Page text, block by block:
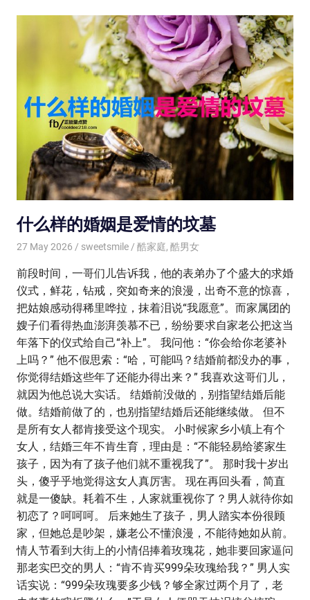
什么样的婚姻是爱情的坟墓
27 May 2026 sweetsmile 酷家庭, 酷男女
前段时间，一哥们儿告诉我，他的表弟办了个盛大的求婚
仪式，鲜花，钻戒，突如奇来的浪漫，出奇不意的惊喜，
把姑娘感动得稀里哗拉，抹着泪说“我愿意”。而家属团的
嫂子们看得热血澎湃羡慕不已，纷纷要求自家老公把这当
年落下的仪式给自己“补上”。 我问他：“你会给你老婆补
上吗？” 他不假思索：“哈，可能吗？结婚前都没办的事，
你觉得结婚这些年了还能办得出来？” 我喜欢这哥们儿，
就因为他总说大实话。 结婚前没做的，别指望结婚后能
做。结婚前做了的，也别指望结婚后还能继续做。 但不
是所有女人都肯接受这个现实。 小时候家乡小镇上有个
女人，结婚三年不肯生育，理由是：“不能轻易给婆家生
孩子，因为有了孩子他们就不重视我了”。 那时我十岁出
头，傻乎乎地觉得这女人真厉害。 现在再回头看，简直
就是一傻缺。耗着不生，人家就重视你了？男人就待你如
初恋了？呵呵呵。 后来她生了孩子，男人踏实本份很顾
家，但她总是吵架，嫌老公不懂浪漫，不能待她如从前。
情人节看到大街上的小情侣捧着玫瑰花，她非要回家逼问
那老实巴交的男人：“肯不肯买999朵玫瑰给我？” 男人实
话实说：“999朵玫瑰要多少钱？够全家过两个月了，老